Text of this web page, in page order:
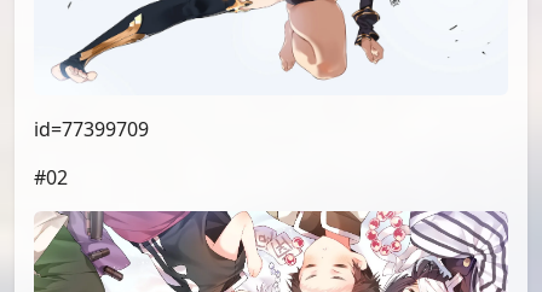
id=77399709
#02